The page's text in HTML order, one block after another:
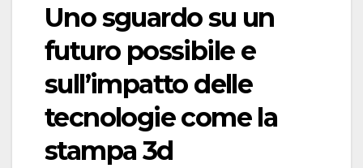
Uno sguardo su un
futuro possibile e
sull’impatto delle
tecnologie come la
stampa 3d